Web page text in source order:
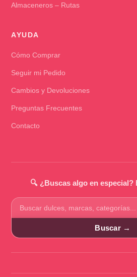
Almaceneros – Rutas
AYUDA
Cómo Comprar
Seguir mi Pedido
Cambios y Devoluciones
Preguntas Frecuentes
Contacto
🔍 ¿Buscas algo en especial?
Buscar
productos
Buscar →